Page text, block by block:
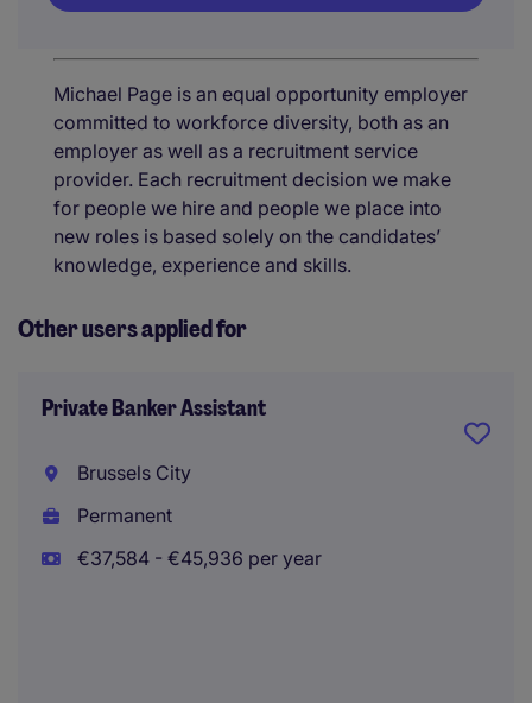
Michael Page is an equal opportunity employer
committed to workforce diversity, both as an
employer as well as a recruitment service
provider. Each recruitment decision we make
for people we hire and people we place into
new roles is based solely on the candidates’
knowledge, experience and skills.
Other users applied for
Private Banker Assistant
Brussels City
Permanent
€37,584 - €45,936 per year